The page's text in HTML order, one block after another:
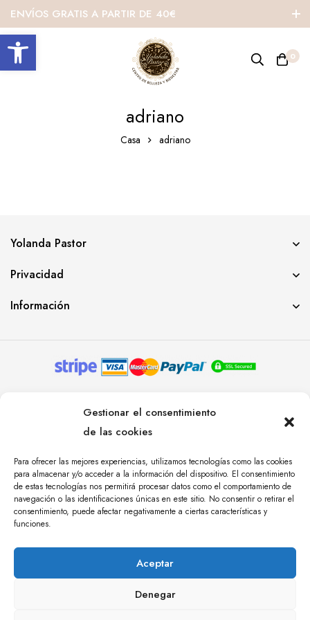
Abrir barra de herramientas
Gestionar el consentimiento
de las cookies
Para ofrecer las mejores experiencias, utilizamos tecnologías como las cookies
para almacenar y/o acceder a la información del dispositivo. El consentimiento
de estas tecnologías nos permitirá procesar datos como el comportamiento de
navegación o las identificaciones únicas en este sitio. No consentir o retirar el
consentimiento, puede afectar negativamente a ciertas características y
funciones.
Aceptar
Denegar
ENVÍOS GRATIS A PARTIR DE 40€
0
adriano
Casa adriano
Yolanda Pastor
Privacidad
Información
RESERVADOS. AGENCIA DE COMUNICACIÓN
ÁNGULO TRES.